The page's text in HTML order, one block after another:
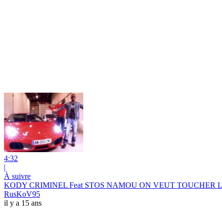
4:32
|
À suivre
KODY CRIMINEL Feat STOS NAMOU ON VEUT TOUCHER
RusKoV95
il y a 15 ans